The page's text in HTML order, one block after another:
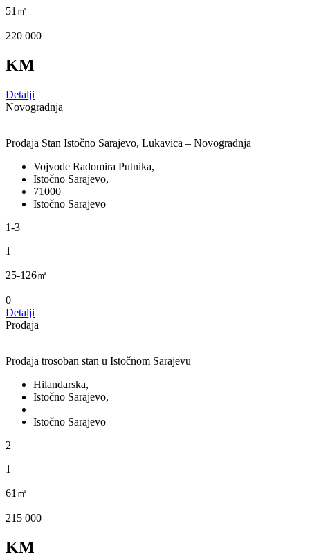
51㎡
220 000
KM
Detalji
Novogradnja
Prodaja Stan Istočno Sarajevo, Lukavica – Novogradnja
Vojvode Radomira Putnika,
Istočno Sarajevo,
71000
Istočno Sarajevo
1-3
1
25-126㎡
0
Detalji
Prodaja
Prodaja trosoban stan u Istočnom Sarajevu
Hilandarska,
Istočno Sarajevo,
Istočno Sarajevo
2
1
61㎡
215 000
KM